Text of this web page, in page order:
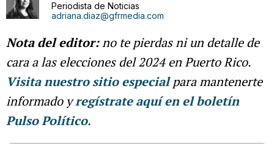
Periodista de Noticias
adriana.diaz@gfrmedia.com
Nota del editor:no te pierdas ni un detalle de
cara a las elecciones del 2024 en Puerto Rico.
Visita nuestro sitio especialpara mantenerte
informado yregístrate aquí en el boletín
Pulso Político.